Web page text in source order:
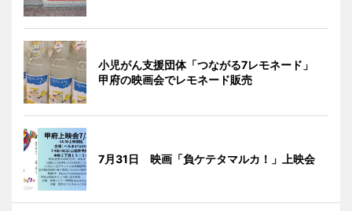
小児がん支援団体「つながる7レモネード」
甲府の映画会でレモネード販売
7月31日 映画「負ケテタマルカ！」上映会